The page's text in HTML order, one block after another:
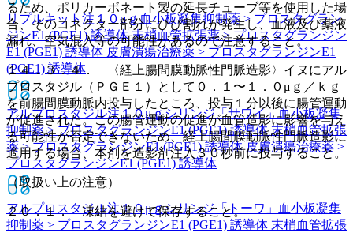
リプルキット注１０μｇ血小板凝集抑制薬 > プロスタグラン
ジンE1 (PGE1) 誘導体 末梢血管拡張薬 > プロスタグランジン
E1 (PGE1) 誘導体 皮膚潰瘍治療薬 > プロスタグランジンE1
(PGE1) 誘導体
アルプロスタジル注１０μｇシリンジ「サワイ」血小板凝集
抑制薬 > プロスタグランジンE1 (PGE1) 誘導体 末梢血管拡張
薬 > プロスタグランジンE1 (PGE1) 誘導体 皮膚潰瘍治療薬 >
プロスタグランジンE1 (PGE1) 誘導体
アルプロスタジル注１０μｇシリンジ「トーワ」
血小板凝集
抑制薬 > プロスタグランジンE1 (PGE1) 誘導体 末梢血管拡張
るため、ポリカーボネート製の延長チューブ等を使用した場
合、そのコネクター部分にひび割れが発生し、血液及び薬液
漏れ、空気混入等の可能性があるので注意すること。
１４．３．４． 〈経上腸間膜動脈性門脈造影〉イヌにアル
プロスタジル（ＰＧＥ１）として０．１〜１．０μｇ／ｋｇ
を前腸間膜動脈内投与したところ、投与１分以後に腸管運動
が促進された。この腸管運動の促進が血管造影に影響を与え
る可能性が否定できないため、経上腸間膜動脈性門脈造影に
適用する場合、本剤を造影剤注入３０秒前に投与すること。
（取扱い上の注意）
２０．１． 凍結を避けて保存すること。